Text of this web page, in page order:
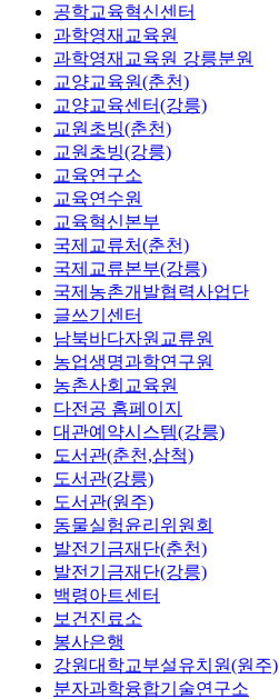
공학교육혁신센터
과학영재교육원
과학영재교육원 강릉분원
교양교육원(춘천)
교양교육센터(강릉)
교원초빙(춘천)
교원초빙(강릉)
교육연구소
교육연수원
교육혁신본부
국제교류처(춘천)
국제교류본부(강릉)
국제농촌개발협력사업단
글쓰기센터
남북바다자원교류원
농업생명과학연구원
농촌사회교육원
다전공 홈페이지
대관예약시스템(강릉)
도서관(춘천,삼척)
도서관(강릉)
도서관(원주)
동물실험윤리위원회
발전기금재단(춘천)
발전기금재단(강릉)
백령아트센터
보건진료소
봉사은행
강원대학교부설유치원(원주)
분자과학융합기술연구소